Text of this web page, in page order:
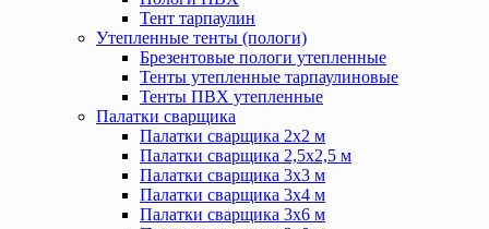
Тент тарпаулин
Утепленные тенты (пологи)
Брезентовые пологи утепленные
Тенты утепленные тарпаулиновые
Тенты ПВХ утепленные
Палатки сварщика
Палатки сварщика 2х2 м
Палатки сварщика 2,5х2,5 м
Палатки сварщика 3х3 м
Палатки сварщика 3х4 м
Палатки сварщика 3х6 м